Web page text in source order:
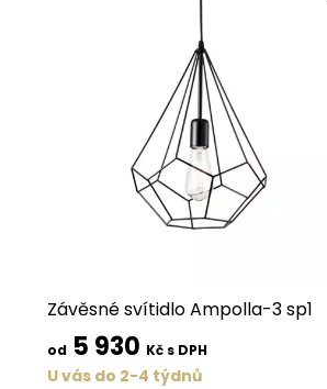
Závěsné svítidlo Ampolla-3 sp1
od 5 930 Kč s DPH
U vás do 2-4 týdnů